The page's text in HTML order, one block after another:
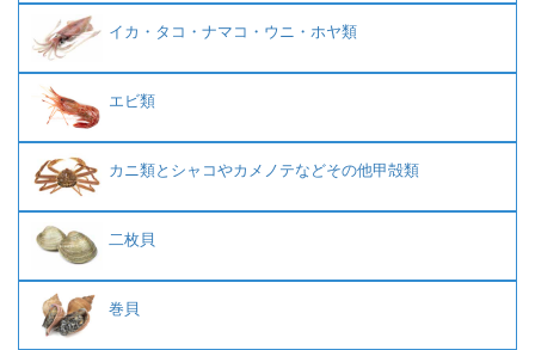
イカ・タコ・ナマコ・ウニ・ホヤ類
エビ類
カニ類とシャコやカメノテなどその他甲殻類
二枚貝
巻貝